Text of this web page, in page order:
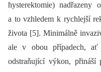
hysterektomie) nadřazeny
a to vzhledem k rychlejší
života [5]. Minimálně
ale v obou případech,
odstraňující výkon, přináší